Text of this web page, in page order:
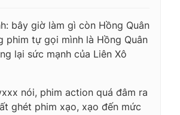
bây giờ làm gì còn Hồng Quân
phim tự gọi mình là Hồng Quân
lại sức mạnh của Liên Xô
nói, phim action quá đâm ra
ghét phim xạo, xạo đến mức